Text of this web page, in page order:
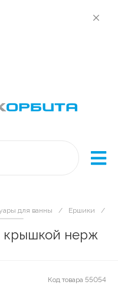
для ванны / Ершики /
крышкой нерж
Код товара 55054